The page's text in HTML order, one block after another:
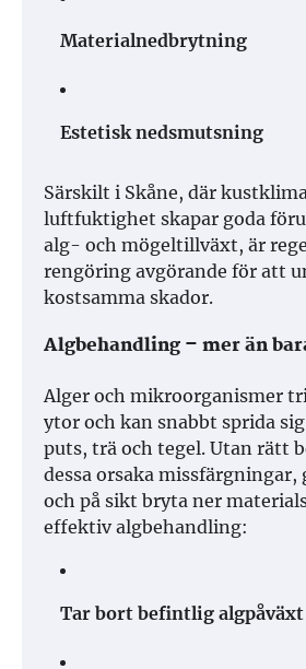
Materialnedbrytning
Estetisk nedsmutsning
Särskilt i Skåne, där
luftfuktighet skapar goda
alg- och mögeltillväxt, är
rengöring avgörande för att
kostsamma skador.
Algbehandling – mer än
Alger och mikroorganismer
ytor och kan snabbt sprida
puts, trä och tegel. Utan rätt
dessa orsaka missfärgningar,
och på sikt bryta ner
effektiv algbehandling:
Tar bort befintlig algpåväxt